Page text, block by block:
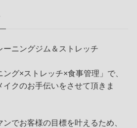
ーニングジム＆ストレッチ
ング×ストレッチ×食事管理」で、
クのお手伝いをさせて頂きま
でお客様の目標を叶えるため、